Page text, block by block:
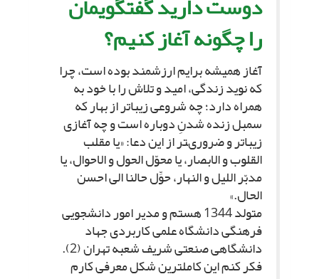
را چگونه آغاز کنیم؟
آغاز همیشه برایم ارزشمند بوده است، چرا
که نوید زندگى، امید و تلاش را با خود به
همراه دارد؛ چه شروعى زیباتر از بهار که
سمبل زنده شدنِ دوباره است و چه آغازى
زیباتر و ضرورى‏تر از این دعا: «یا مقلب
القلوب و الابصار، یا محوّل الحول و الاحوال، یا
مدبّر اللیل و النهار، حوِّل حالنا الى احسن
الحال.»
متولد 1344 هستم و مدیر امور دانشجویى
فرهنگى دانشگاه علمى کاربردى جهاد
دانشگاهى صنعتى شریف شعبه تهران (2).
فکر کنم این کامل‏ترین شکل معرفى کارم